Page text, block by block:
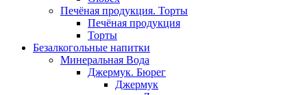
Печёная продукция. Торты
Печёная продукция
Торты
Безалкогольные напитки
Минеральная Вода
Джермук. Бюрег
Джермук